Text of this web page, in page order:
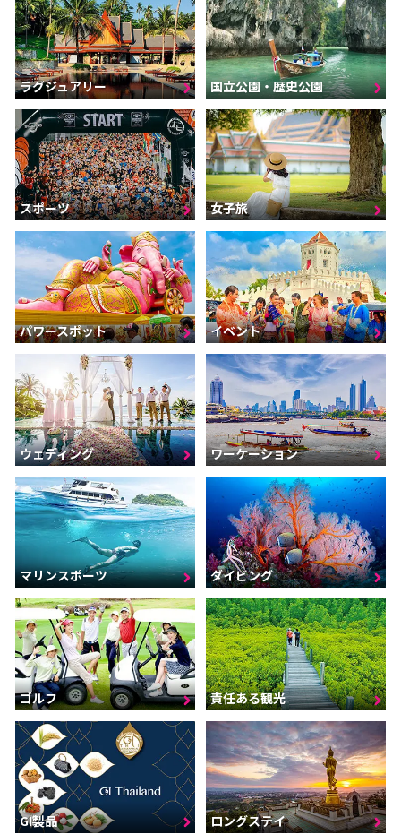
ラグジュアリー 国立公園・歴史公園
スポーツ 女子旅
パワースポット イベント
ウェディング ワーケーション
マリンスポーツ ダイビング
ゴルフ 責任ある観光
GI製品 ロングステイ